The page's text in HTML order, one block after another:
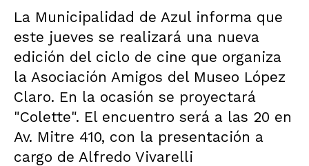
La Municipalidad de Azul informa que
este jueves se realizará una nueva
edición del ciclo de cine que organiza
la Asociación Amigos del Museo López
Claro. En la ocasión se proyectará
"Colette". El encuentro será a las 20 en
Av. Mitre 410, con la presentación a
cargo de Alfredo Vivarelli